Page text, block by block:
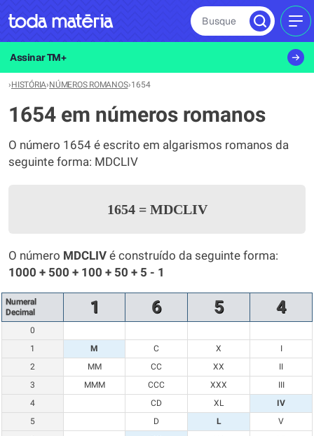
Busque
Assinar TM+
›HISTÓRIA›NÚMEROS ROMANOS›1654
1654 em números romanos
O número 1654 é escrito em algarismos romanos da
seguinte forma: MDCLIV
1654 =MDCLIV
O número MDCLIV é construído da seguinte forma:
1000 + 500 + 100 + 50 + 5 - 1
Numeral
Decimal
1 6 5 4
0
1
M C X
I
2
MM CC XX
II
3
MMM CCC XXX
III
4
CD XL
IV
5
D L
V